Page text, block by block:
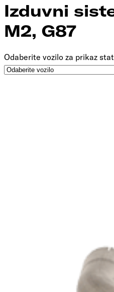
Izduvni
M2, G87
Odaberite vozilo za prikaz